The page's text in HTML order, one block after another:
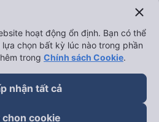
keyboard_arrow_down
close
hoạt động ổn định. Bạn có thể
chọn bất kỳ lúc nào trong phần
trong Chính sách Cookie.
nhận tất cả
chọn cookie